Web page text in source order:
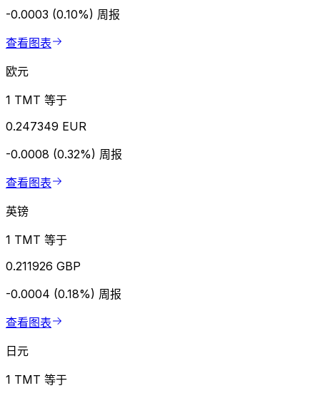
-0.0003 (0.10%) 周报
查看图表
欧元
1 TMT 等于
0.247349 EUR
-0.0008 (0.32%) 周报
查看图表
英镑
1 TMT 等于
0.211926 GBP
-0.0004 (0.18%) 周报
查看图表
日元
1 TMT 等于